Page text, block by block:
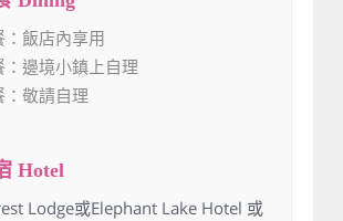
：飯店內享用
：邊境小鎮上自理
：敬請自理
Lodge或Elephant Lake Hotel 或